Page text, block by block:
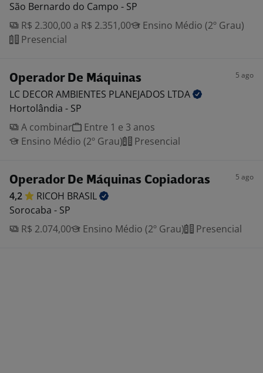
São Bernardo do Campo - SP
R$ 2.300,00 a R$ 2.351,00
Ensino Médio (2º Grau)
Presencial
Operador De Máquinas 5 ago
LC DECOR AMBIENTES PLANEJADOS LTDA
Hortolândia - SP
A combinar
Entre 1 e 3 anos
Ensino Médio (2º Grau)
Presencial
Operador De Máquinas Copiadoras 5 ago
4,2 RICOH BRASIL
Sorocaba - SP
R$ 2.074,00
Ensino Médio (2º Grau) Presencial